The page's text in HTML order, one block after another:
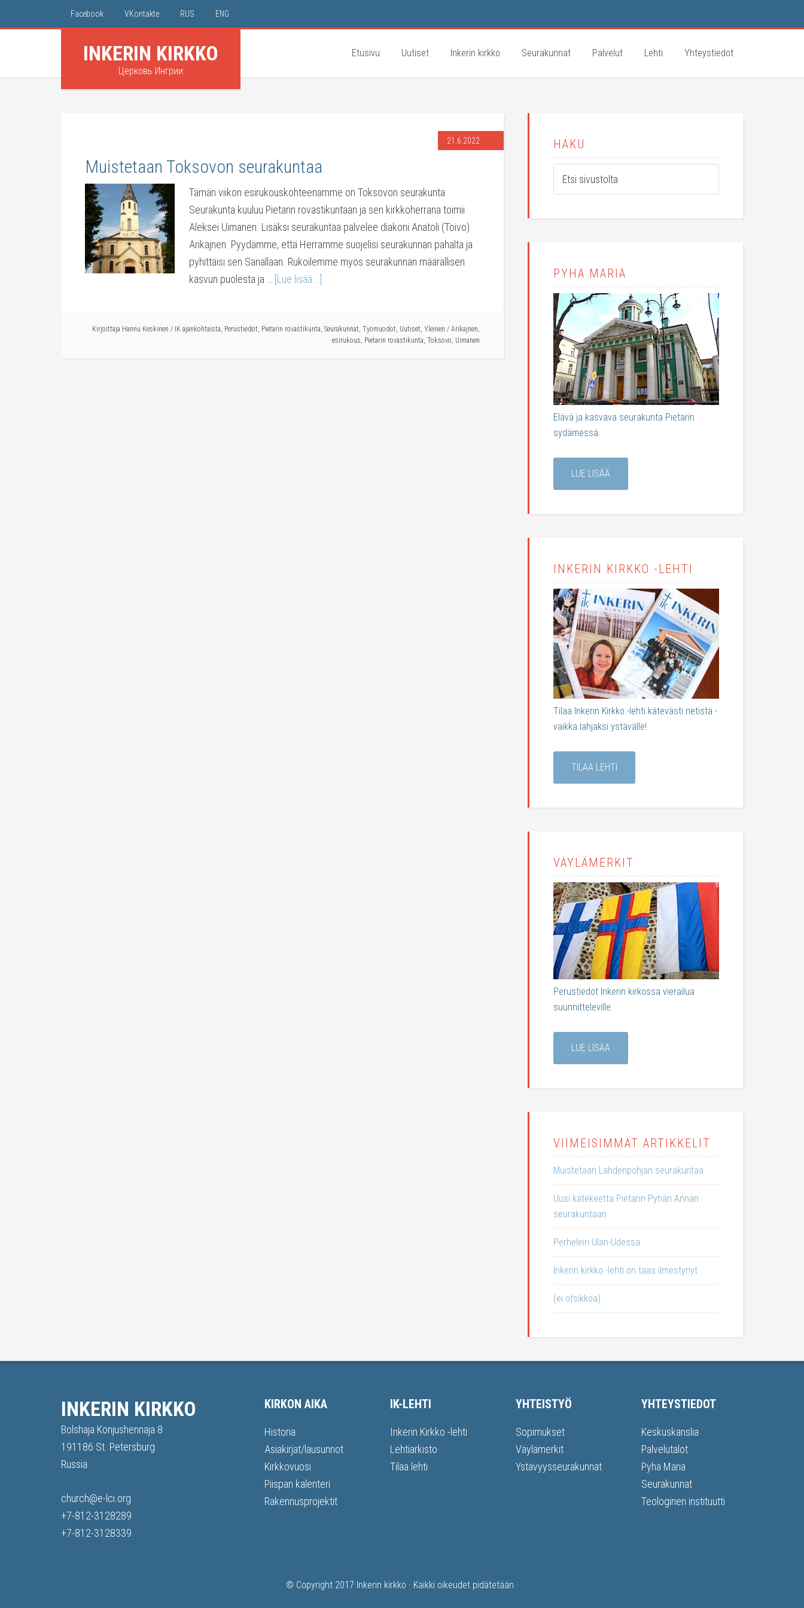
Facebook VKontakte RUS ENG
INKERIN KIRKKO
Церковь Ингрии
Etusivu Uutiset Inkerin kirkko Seurakunnat Palvelut Lehti Yhteystiedot
21.6.2022
Muistetaan Toksovon seurakuntaa
Tämän viikon esirukouskohteenamme on Toksovon seurakunta.
Seurakunta kuuluu Pietarin rovastikuntaan ja sen kirkkoherrana toimii
Aleksei Uimanen. Lisäksi seurakuntaa palvelee diakoni Anatoli (Toivo)
Arikajnen. Pyydämme, että Herramme suojelisi seurakunnan pahalta ja
pyhittäisi sen Sanallaan. Rukoilemme myös seurakunnan määrällisen
kasvun puolesta ja …
[Lue lisää...]
Kirjoittaja Hannu Keskinen / IK ajankohtaista, Perustiedot, Pietarin rovastikunta, Seurakunnat, Työmuodot, Uutiset, Yleinen / Arikajnen,
esirukous, Pietarin rovastikunta, Toksovo, Uimanen
HAKU
PYHÄ MARIA
Elävä ja kasvava seurakunta Pietarin
sydämessä.
LUE LISÄÄ
INKERIN KIRKKO -LEHTI
Tilaa Inkerin Kirkko -lehti kätevästi netistä -
vaikka lahjaksi ystävälle!
TILAA LEHTI
VÄYLÄMERKIT
Perustiedot Inkerin kirkossa vierailua
suunnitteleville.
LUE LISÄÄ
VIIMEISIMMÄT ARTIKKELIT
Muistetaan Lahdenpohjan seurakuntaa
Uusi katekeetta Pietarin Pyhän Annan
seurakuntaan
Perheleiri Ulan-Udessa
Inkerin kirkko -lehti on taas ilmestynyt
(ei otsikkoa)
INKERIN KIRKKO
Bolshaja Konjushennaja 8
191186 St. Petersburg
Russia
church@e-lci.org
+7-812-3128289
+7-812-3128339
KIRKON AIKA
Historia
Asiakirjat/lausunnot
Kirkkovuosi
Piispan kalenteri
Rakennusprojektit
IK-LEHTI
Inkerin Kirkko -lehti
Lehtiarkisto
Tilaa lehti
YHTEISTYÖ
Sopimukset
Väylämerkit
Ystävyysseurakunnat
YHTEYSTIEDOT
Keskuskanslia
Palvelutalot
Pyhä Maria
Seurakunnat
Teologinen instituutti
© Copyright 2017 Inkerin kirkko · Kaikki oikeudet pidätetään ·